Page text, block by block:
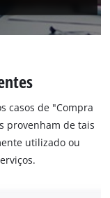
casos de "Compra
provenham de tais
utilizado ou